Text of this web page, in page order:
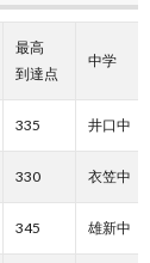
最高
到達点
中学
335 井口中
330 衣笠中
345 雄新中